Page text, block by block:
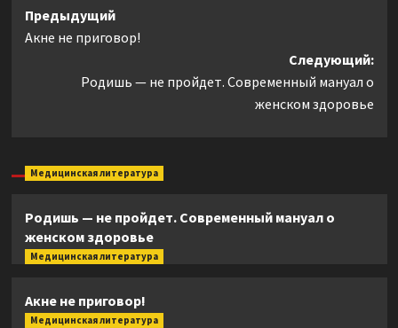
Навигация
записи
Предыдущий
Акне не приговор!
Следующий:
Родишь — не пройдет. Современный мануал о
женском здоровье
Медицинская литература
Родишь — не пройдет. Современный мануал о
женском здоровье
Медицинская литература
Акне не приговор!
Медицинская литература